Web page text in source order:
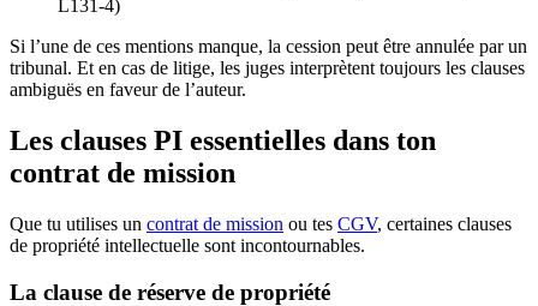
L131-4)
Si l’une de ces mentions manque, la cession peut être annulée par un
tribunal. Et en cas de litige, les juges interprètent toujours les clauses
ambiguës en faveur de l’auteur.
Les clauses PI essentielles dans ton
contrat de mission
Que tu utilises un contrat de mission ou tes CGV, certaines clauses
de propriété intellectuelle sont incontournables.
La clause de réserve de propriété